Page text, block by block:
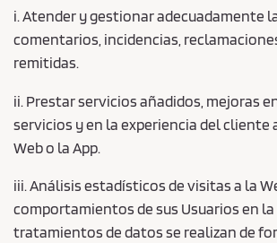
i. Atender y gestionar adecuadamente
comentarios, incidencias,
remitidas.
ii. Prestar servicios añadidos, mejoras
servicios y en la experiencia del cliente
Web o la App.
iii. Análisis estadísticos de visitas a la
comportamientos de sus Usuarios en la
tratamientos de datos se realizan de